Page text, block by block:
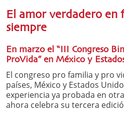
El amor verdadero en
siempre
En marzo el “III Congreso
ProVida” en México y
El congreso pro familia y pro
países, México y Estados
experiencia ya probada en
ahora celebra su tercera